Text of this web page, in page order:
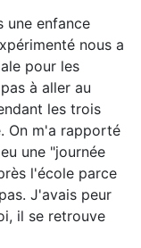
une enfance
nous a
pour les
à aller au
les trois
On m'a rapporté
une "journée
l'école parce
J'avais peur
il se retrouve